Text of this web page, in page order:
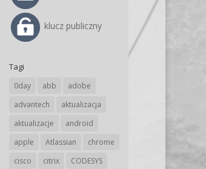
klucz publiczny
Tagi
0day abb
adobe
advantech
aktualizacja
aktualizacje
android
apple
Atlassian
chrome
cisco
citrix
CODESYS